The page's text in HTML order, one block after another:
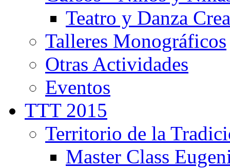
Teatro y Danza
Talleres Monográficos
Otras Actividades
Eventos
TTT 2015
Territorio de la
Master Class